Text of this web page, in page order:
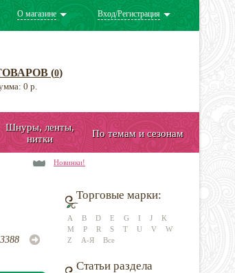
О магазине Вход/Регистрация
(0)
0 р.
Шнуры, ленты,
нитки
По темам и сезонам
Новинки!
Торговые марки:
A B D E G I J
K
M
P R S T U V
W
Z
А-Я Все
Статьи раздела